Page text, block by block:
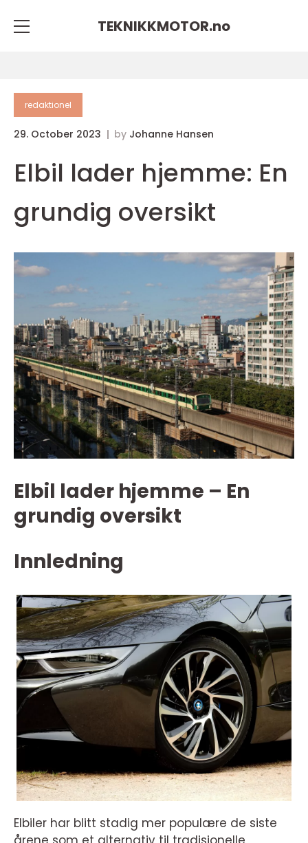
TEKNIKKMOTOR.no
redaktionel
29. October 2023 by Johanne Hansen
Elbil lader hjemme: En
grundig oversikt
Elbil lader hjemme – En
grundig oversikt
Innledning
Elbiler har blitt stadig mer populære de siste